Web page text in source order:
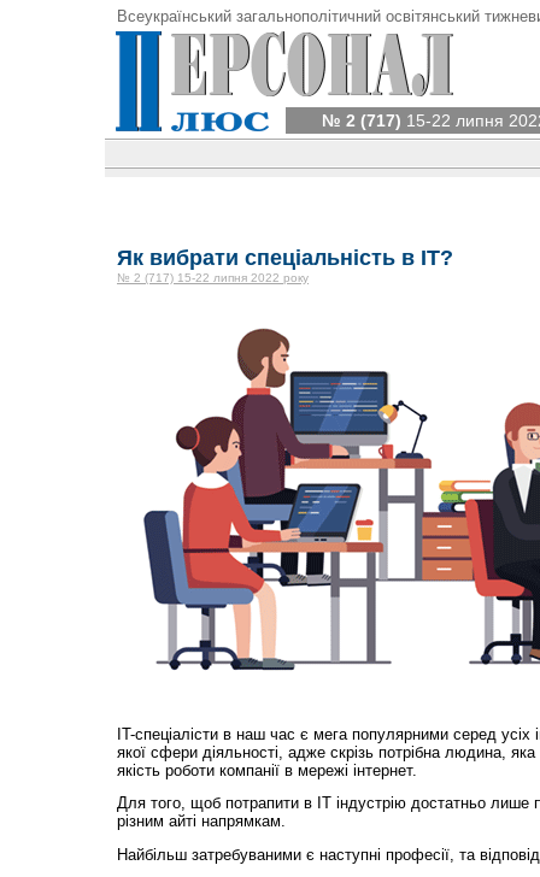
Всеукраїнський загальнополітичний освітянський
№ 2 (717) 15-22 липня
Як вибрати спеціальність в IT?
№ 2 (717) 15-22 липня 2022 року
IT-спеціалісти в наш час є мега популярними серед усіх
якої сфери діяльності, адже скрізь потрібна людина,
якість роботи компанії в мережі інтернет.
Для того, щоб потрапити в IT індустрію достатньо лише
різним айті напрямкам.
Найбільш затребуваними є наступні професії, та